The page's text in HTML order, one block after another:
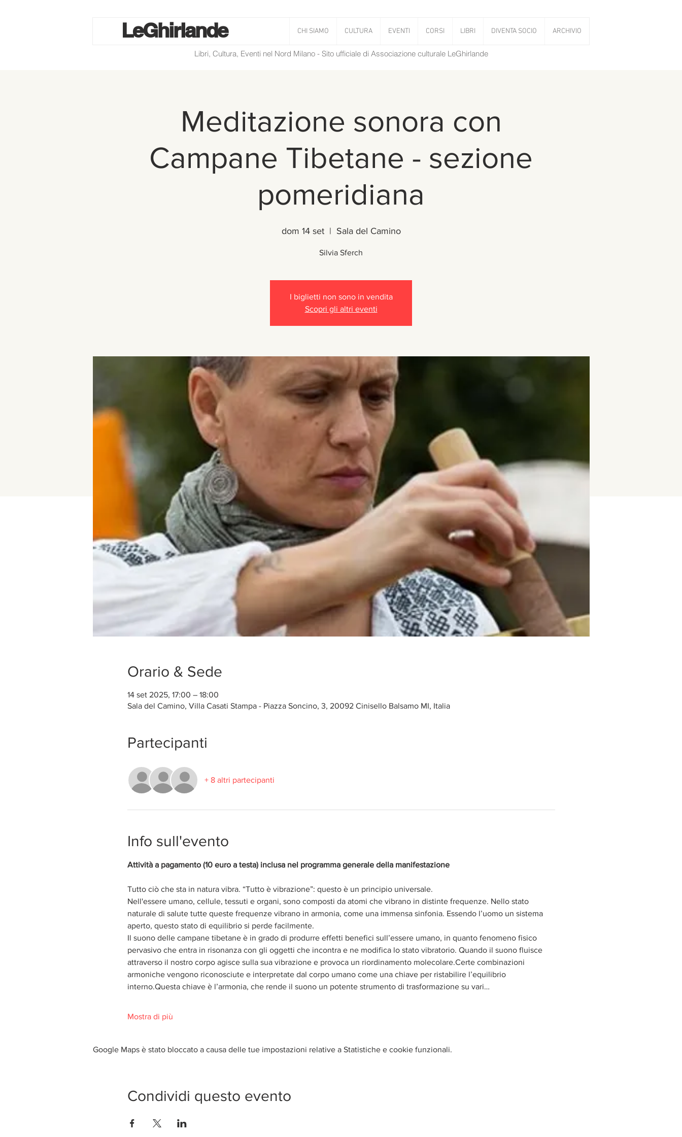
CHI SIAMO CULTURA EVENTI CORSI LIBRI DIVENTA SOCIO ARCHIVIO
LeGhirlande
Libri, Cultura, Eventi nel Nord Milano - Sito ufficiale di Associazione culturale LeGhirlande
Meditazione sonora con
Campane Tibetane - sezione
pomeridiana
dom 14 set
  |
Sala del Camino
Silvia Sferch
I biglietti non sono in vendita
Scopri gli altri eventi
Orario & Sede
14 set 2025, 17:00 – 18:00
Sala del Camino, Villa Casati Stampa - Piazza Soncino, 3, 20092 Cinisello Balsamo MI, Italia
Partecipanti
+ 8 altri partecipanti
Info sull'evento
Attività a pagamento (10 euro a testa) inclusa nel programma generale della manifestazione
Tutto ciò che sta in natura vibra. “Tutto è vibrazione”: questo è un principio universale.
Nell'essere umano, cellule, tessuti e organi, sono composti da atomi che vibrano in distinte frequenze. Nello stato
naturale di salute tutte queste frequenze vibrano in armonia, come una immensa sinfonia. Essendo l’uomo un sistema
aperto, questo stato di equilibrio si perde facilmente.
Il suono delle campane tibetane è in grado di produrre effetti benefici sull’essere umano, in quanto fenomeno fisico
pervasivo che entra in risonanza con gli oggetti che incontra e ne modifica lo stato vibratorio. Quando il suono fluisce
attraverso il nostro corpo agisce sulla sua vibrazione e provoca un riordinamento molecolare.Certe combinazioni
armoniche vengono riconosciute e interpretate dal corpo umano come una chiave per ristabilire l’equilibrio
interno.Questa chiave è l’armonia, che rende il suono un potente strumento di trasformazione su vari…
Mostra di più
Google Maps è stato bloccato a causa delle tue impostazioni relative a Statistiche e cookie funzionali.
Condividi questo evento